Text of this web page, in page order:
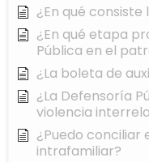
¿En qué
¿En qué etapa
Pública en el
¿La boleta de
¿La Defensoría
violencia
¿Puedo conciliar
intrafamiliar?